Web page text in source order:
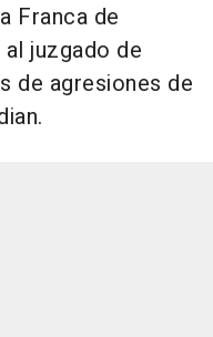
Franca de
juzgado de
de agresiones de